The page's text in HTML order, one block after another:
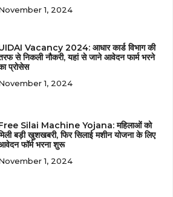
1, 2024
Vacancy 2024: आधार कार्ड विभाग की
से निकली नौकरी, यहां से जाने आवेदन फार्म भरने
प्रोसेस
1, 2024
Silai Machine Yojana: महिलाओं को
बड़ी खुशखबरी, फिर सिलाई मशीन योजना के लिए
फॉर्म भरना शुरू
1, 2024